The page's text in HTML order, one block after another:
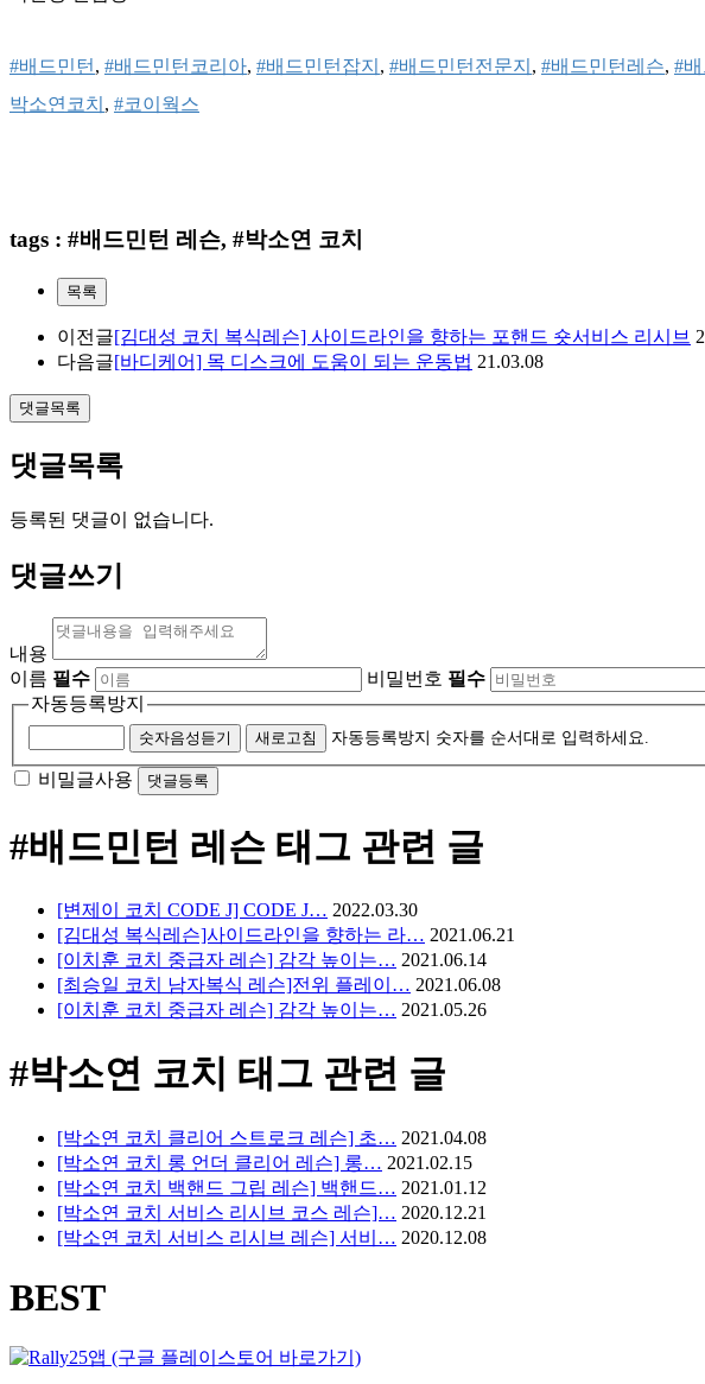
#배드민턴, #배드민턴코리아, #배드민턴잡지 , #배드민턴전문지 , #배드민턴레슨, #
박소연코치 , #코이웍스
tags : #배드민턴 레슨, #박소연 코치
목록
이전글[김대성 코치 복식레슨] 사이드라인을 향하는 포핸드 숏서비스 리시브
다음글[바디케어] 목 디스크에 도움이 되는 운동법 21.03.08
댓글목록
댓글목록
등록된 댓글이 없습니다.
댓글쓰기
내용
이름 필수 비밀번호 필수
자동등록방지
숫자음성듣기 새로고침 자동등록방지 숫자를 순서대로 입력하세요.
비밀글사용
#배드민턴 레슨 태그 관련 글
[변제이 코치 CODE J] CODE J… 2022.03.30
[김대성 복식레슨]사이드라인을 향하는 라… 2021.06.21
[이치훈 코치 중급자 레슨] 감각 높이는… 2021.06.14
[최승일 코치 남자복식 레슨]전위 플레이… 2021.06.08
[이치훈 코치 중급자 레슨] 감각 높이는… 2021.05.26
#박소연 코치 태그 관련 글
[박소연 코치 클리어 스트로크 레슨] 초… 2021.04.08
[박소연 코치 롱 언더 클리어 레슨] 롱… 2021.02.15
[박소연 코치 백핸드 그립 레슨] 백핸드… 2021.01.12
[박소연 코치 서비스 리시브 코스 레슨]… 2020.12.21
[박소연 코치 서비스 리시브 레슨] 서비… 2020.12.08
BEST